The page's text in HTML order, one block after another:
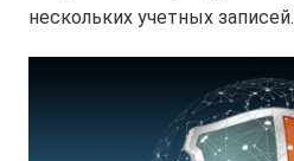
нескольких учетных записей.